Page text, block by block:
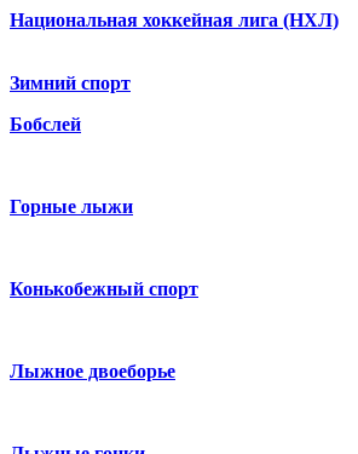
Национальная хоккейная лига (НХЛ)
Зимний спорт
Бобслей
Горные лыжи
Конькобежный спорт
Лыжное двоеборье